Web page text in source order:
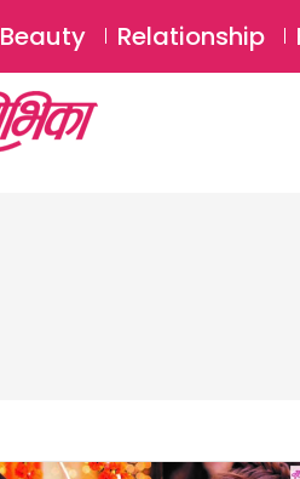
Beauty Relationship